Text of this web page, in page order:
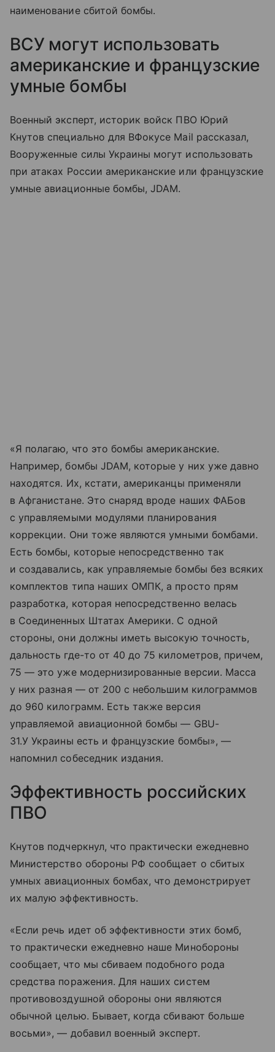
наименование сбитой бомбы.
ВСУ могут использовать
американские и французские
умные бомбы
Военный эксперт, историк войск ПВО Юрий
Кнутов специально для ВФокусе Mail рассказал,
Вооруженные силы Украины могут использовать
при атаках России американские или французские
умные авиационные бомбы, JDAM.
«Я полагаю, что это бомбы американские.
Например, бомбы JDAM, которые у них уже давно
находятся. Их, кстати, американцы применяли
в Афганистане. Это снаряд вроде наших ФАБов
с управляемыми модулями планирования
коррекции. Они тоже являются умными бомбами.
Есть бомбы, которые непосредственно так
и создавались, как управляемые бомбы без всяких
комплектов типа наших ОМПК, а просто прям
разработка, которая непосредственно велась
в Соединенных Штатах Америки. С одной
стороны, они должны иметь высокую точность,
дальность где-то от 40 до 75 километров, причем,
75 — это уже модернизированные версии. Масса
у них разная — от 200 с небольшим килограммов
до 960 килограмм. Есть также версия
управляемой авиационной бомбы — GBU-
31.У Украины есть и французские бомбы», —
напомнил собеседник издания.
Эффективность российских
ПВО
Кнутов подчеркнул, что практически ежедневно
Министерство обороны РФ сообщает о сбитых
умных авиационных бомбах, что демонстрирует
их малую эффективность.
«Если речь идет об эффективности этих бомб,
то практически ежедневно наше Минобороны
сообщает, что мы сбиваем подобного рода
средства поражения. Для наших систем
противовоздушной обороны они являются
обычной целью. Бывает, когда сбивают больше
восьми», — добавил военный эксперт.